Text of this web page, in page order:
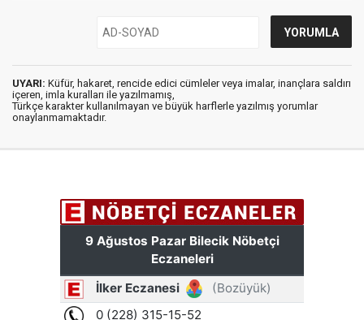
UYARI: Küfür, hakaret, rencide edici cümleler veya imalar, inançlara saldırı
içeren, imla kuralları ile yazılmamış,
Türkçe karakter kullanılmayan ve büyük harflerle yazılmış yorumlar
onaylanmamaktadır.